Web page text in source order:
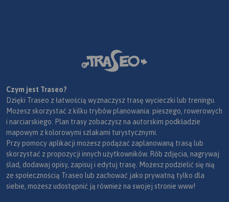
Czym jest Traseo?
Dzięki Traseo z łatwością wyznaczysz trasę wycieczki lub treningu.
Możesz skorzystać z kilku trybów planowania: pieszego, rowerowych
i narciarskiego. Plan trasy zobaczysz na autorskim podkładzie
mapowym z kolorowymi szlakami turystycznymi.
Przy pomocy aplikacji możesz podążać zaplanowaną trasą lub
skorzystać z propozycji innych użytkowników. Rób zdjęcia, nagrywaj
ślad, dodawaj opisy, zapisuj i edytuj trasę. Możesz podzielić się nią
ze społecznością Traseo lub zachować jako prywatną tylko dla
siebie, możesz udostępnić ją również na swojej stronie www!